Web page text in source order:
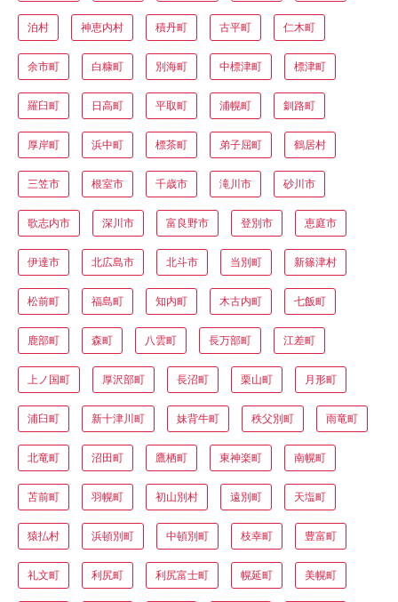
泊村 神恵内村 積丹町 古平町 仁木町
余市町 白糠町 別海町 中標津町 標津町
羅臼町 日高町 平取町 浦幌町 釧路町
厚岸町 浜中町 標茶町 弟子屈町 鶴居村
三笠市 根室市 千歳市 滝川市 砂川市
歌志内市 深川市 富良野市 登別市 恵庭市
伊達市 北広島市 北斗市 当別町 新篠津村
松前町 福島町 知内町 木古内町 七飯町
鹿部町 森町 八雲町 長万部町 江差町
上ノ国町 厚沢部町 長沼町 栗山町 月形町
浦臼町 新十津川町 妹背牛町 秩父別町 雨竜町
北竜町 沼田町 鷹栖町 東神楽町 南幌町
苫前町 羽幌町 初山別村 遠別町 天塩町
猿払村 浜頓別町 中頓別町 枝幸町 豊富町
礼文町 利尻町 利尻富士町 幌延町 美幌町